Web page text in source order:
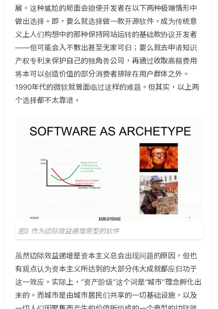
展。这种尴尬的局面会迫使开发者在以下两种极端情形中
做出选择。即，要么就选择做一款开源软件，成为传统意
义上人们构想中的那种保持网站运转的基础款协议开发者
——但可能会入不敷出甚至无家可归；要么就去申请知识
产权专利来保护自己的独角兽公司，再通过收取高额费用
将本可以创造价值的部分消费者排除在用户群体之外。
1990年代的微软就曾面临过这样的难题。但其实，以上两
个选择都不太靠谱。
图3 作为边际效益递增原型的软件
虽然边际效益递增是资本主义总会出现问题的原因，但也
有观点认为资本主义所达到的大部分伟大成就都应归功于
这一效应。实际上，“资产阶级”这个词是“城市”理念孵化出
来的。而城市是由城市居民们共享的一切基础设施，以及